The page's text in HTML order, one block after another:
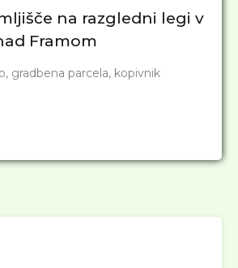
na razgledni legi v
Framom
gradbena parcela, kopivnik